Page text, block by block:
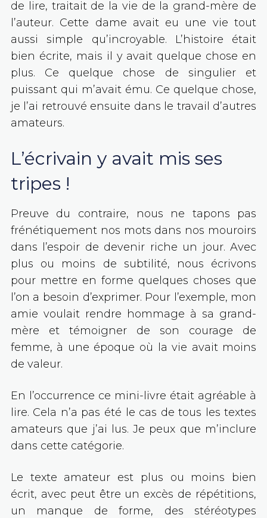
de lire, traitait de la vie de la grand-mère de
l’auteur. Cette dame avait eu une vie tout
aussi simple qu’incroyable. L’histoire était
bien écrite, mais il y avait quelque chose en
plus. Ce quelque chose de singulier et
puissant qui m’avait ému. Ce quelque chose,
je l’ai retrouvé ensuite dans le travail d’autres
amateurs.
L’écrivain y avait mis ses
tripes !
Preuve du contraire, nous ne tapons pas
frénétiquement nos mots dans nos mouroirs
dans l’espoir de devenir riche un jour. Avec
plus ou moins de subtilité, nous écrivons
pour mettre en forme quelques choses que
l’on a besoin d’exprimer. Pour l’exemple, mon
amie voulait rendre hommage à sa grand-
mère et témoigner de son courage de
femme, à une époque où la vie avait moins
de valeur.
En l’occurrence ce mini-livre était agréable à
lire. Cela n’a pas été le cas de tous les textes
amateurs que j’ai lus. Je peux que m’inclure
dans cette catégorie.
Le texte amateur est plus ou moins bien
écrit, avec peut être un excès de répétitions,
un manque de forme, des stéréotypes